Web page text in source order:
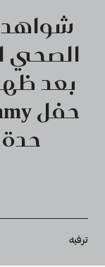
الصحي
بعد
ترفيه